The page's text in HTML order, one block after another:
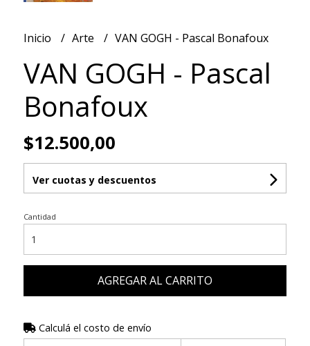
Inicio Arte VAN GOGH - Pascal Bonafoux
VAN GOGH - Pascal
Bonafoux
$12.500,00
Ver cuotas y descuentos
Cantidad
AGREGAR AL CARRITO
Calculá el costo de envío